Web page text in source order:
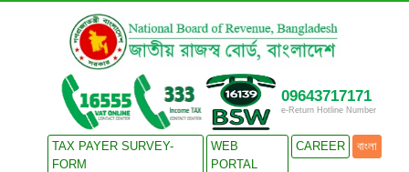
09643717171
e-Return Hotline Number
TAX PAYER SURVEY-
FORM
WEB
PORTAL
CAREER বাংলা